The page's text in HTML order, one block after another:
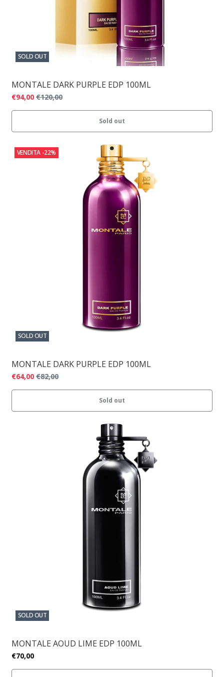
SOLD OUT
MONTALE DARK PURPLE EDP 100ML
€94,00 €120,00
Sold out
VENDITA -22%
SOLD OUT
MONTALE DARK PURPLE EDP 100ML
€64,00 €82,00
Sold out
SOLD OUT
MONTALE AOUD LIME EDP 100ML
€70,00